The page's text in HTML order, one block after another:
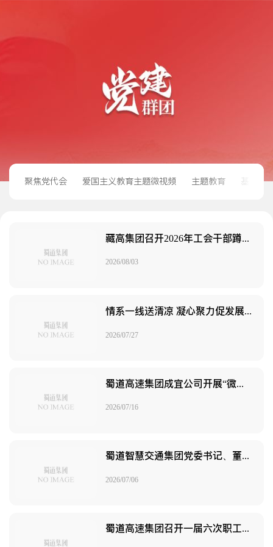
聚焦党代会 爱国主义教育主题微视频 主题教育 基层党
藏高集团召开2026年工会干部蹲点工作座谈动员会
2026/08/03
情系一线送清凉 凝心聚力促发展｜宏达股份开展2026年“夏送清凉”系列慰问活动
2026/07/27
蜀道高速集团成宜公司开展“微光成炬·筑梦未来”托底性帮扶活动
2026/07/16
蜀道智慧交通集团党委书记、董事长陈非赴成德南片区督导工程建设并开展“夏送清凉”慰问
2026/07/06
蜀道高速集团召开一届六次职工代表大会暨工会一届四次会员代表大会